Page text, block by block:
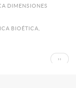
DIMENSIONES
BIOÉTICA,
››